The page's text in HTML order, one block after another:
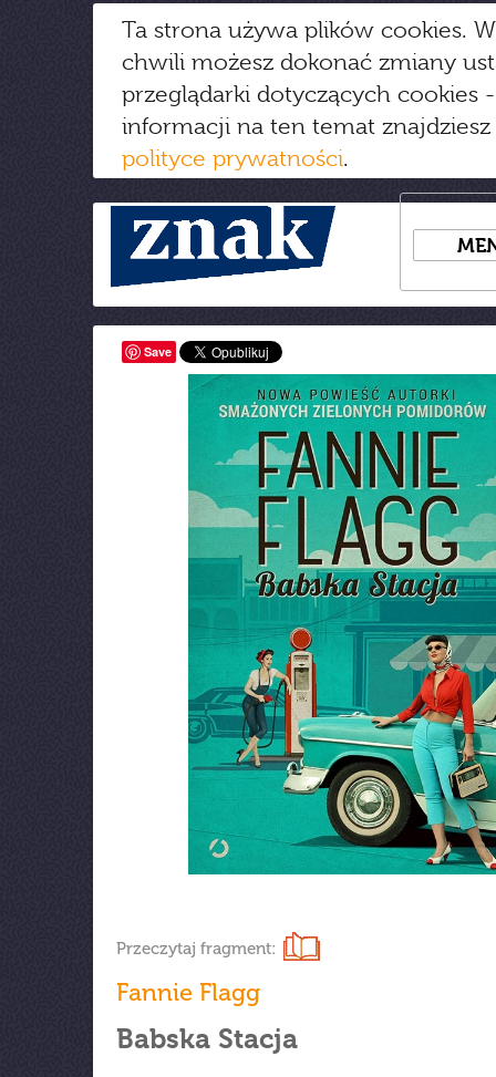
Ta strona używa plików cookies.
chwili możesz dokonać zmiany
przeglądarki dotyczących cookies
informacji na ten temat
polityce prywatności.
Save
Przeczytaj fragment:
Fannie Flagg
Babska Stacja